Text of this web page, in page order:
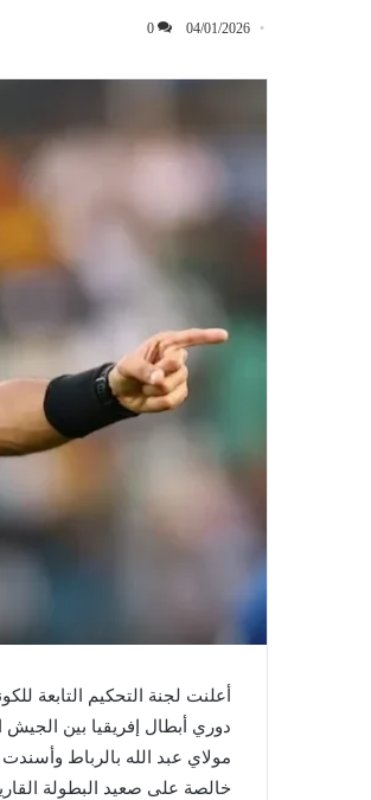
04/01/2026
0
أعلنت لجنة التحكيم التابعة
دوري أبطال إفريقيا بين
مولاي عبد الله بالرباط
خالصة على صعيد البطولة